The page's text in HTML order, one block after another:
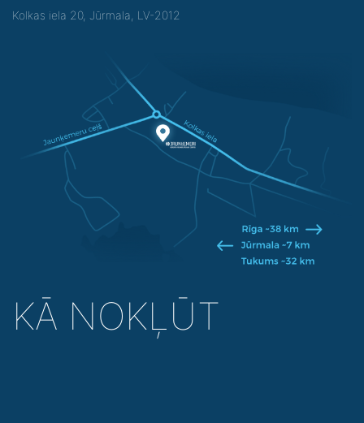
Kolkas iela 20, Jūrmala, LV-2012
KĀ NOKĻŪT